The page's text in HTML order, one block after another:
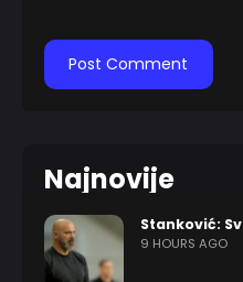
Najnovije
Stanković:
9 HOURS AGO